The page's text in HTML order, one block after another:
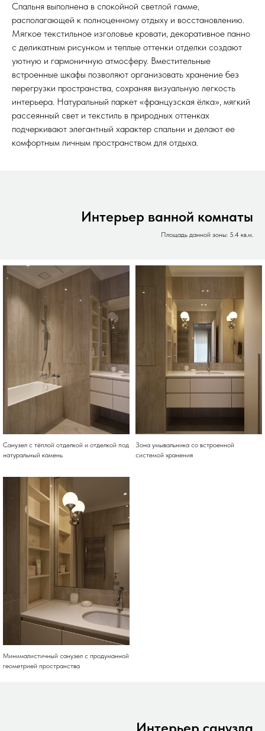
Спальня выполнена в спокойной светлой гамме,
располагающей к полноценному отдыху и восстановлению.
Мягкое текстильное изголовье кровати, декоративное панно
с деликатным рисунком и теплые оттенки отделки создают
уютную и гармоничную атмосферу. Вместительные
встроенные шкафы позволяют организовать хранение без
перегрузки пространства, сохраняя визуальную легкость
интерьера. Натуральный паркет «французская ёлка», мягкий
рассеянный свет и текстиль в природных оттенках
подчеркивают элегантный характер спальни и делают ее
комфортным личным пространством для отдыха.
Интерьер ванной комнаты
Площадь данной зоны: 5.4 кв.м.
Санузел с тёплой отделкой и отделкой под
натуральный камень
Зона умывальника со встроенной
системой хранения
Минималистичный санузел с продуманной
геометрией пространства